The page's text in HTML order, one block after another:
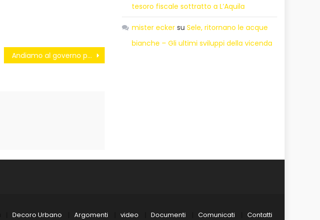
Andiamo al governo per cambiare il Paese!
tesoro fiscale sottratto a L’Aquila
mister ecker suSele, ritornano le acque
bianche – Gli ultimi sviluppi della vicenda
Decoro Urbano Argomenti video Documenti Comunicati Contatti